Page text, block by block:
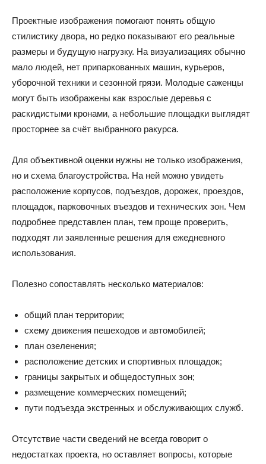
Проектные изображения помогают понять общую
стилистику двора, но редко показывают его реальные
размеры и будущую нагрузку. На визуализациях обычно
мало людей, нет припаркованных машин, курьеров,
уборочной техники и сезонной грязи. Молодые саженцы
могут быть изображены как взрослые деревья с
раскидистыми кронами, а небольшие площадки выглядят
просторнее за счёт выбранного ракурса.
Для объективной оценки нужны не только изображения,
но и схема благоустройства. На ней можно увидеть
расположение корпусов, подъездов, дорожек, проездов,
площадок, парковочных въездов и технических зон. Чем
подробнее представлен план, тем проще проверить,
подходят ли заявленные решения для ежедневного
использования.
Полезно сопоставлять несколько материалов:
общий план территории;
схему движения пешеходов и автомобилей;
план озеленения;
расположение детских и спортивных площадок;
границы закрытых и общедоступных зон;
размещение коммерческих помещений;
пути подъезда экстренных и обслуживающих служб.
Отсутствие части сведений не всегда говорит о
недостатках проекта, но оставляет вопросы, которые